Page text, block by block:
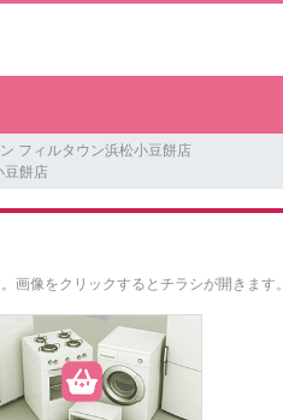
フィルタウン浜松小豆餅店
豆餅店
画像をクリックするとチラシが開きます。